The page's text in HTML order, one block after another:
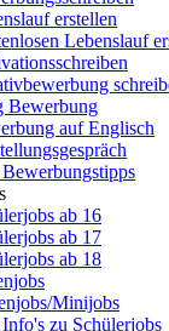
erstellen
Lebenslauf
Bewerbung
auf Englisch
ab 16
ab 17
ab 18
Minijobs
zu Schülerjobs